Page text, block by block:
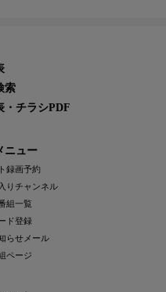
索
・チラシPDF
ニュー
録画予約
りチャンネル
組一覧
ド登録
らせメール
ページ